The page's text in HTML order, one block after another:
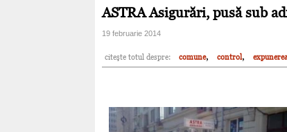
ASTRA Asigurări, pusă sub
19 februarie 2014
citeşte totul despre: comune, control,